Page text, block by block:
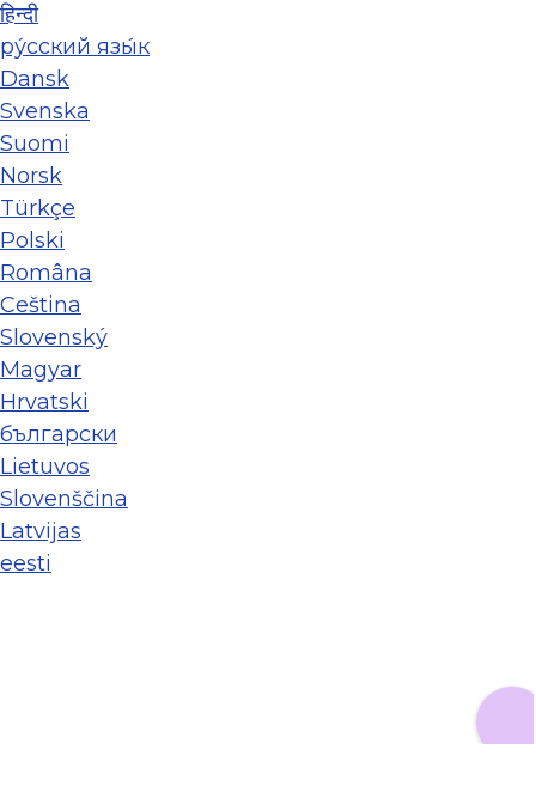
हिन्दी
ру́сский язы́к
Dansk
Svenska
Suomi
Norsk
Türkçe
Polski
Româna
Ceština
Slovenský
Magyar
Hrvatski
български
Lietuvos
Slovenščina
Latvijas
eesti